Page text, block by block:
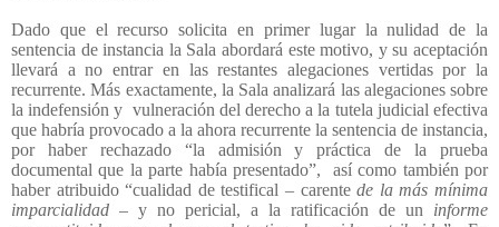
Dado que el recurso solicita en primer lugar la nulidad de la
sentencia de instancia la Sala abordará este motivo, y su aceptación
llevará a no entrar en las restantes alegaciones vertidas por la
recurrente. Más exactamente, la Sala analizará las alegaciones sobre
la indefensión y vulneración del derecho a la tutela judicial efectiva
que habría provocado a la ahora recurrente la sentencia de instancia,
por haber rechazado “la admisión y práctica de la prueba
documental que la parte había presentado”,
así como también por
haber atribuido “cualidad de testifical – carentede la más mínima
imparcialidad – y no pericial, a la ratificación de un informe